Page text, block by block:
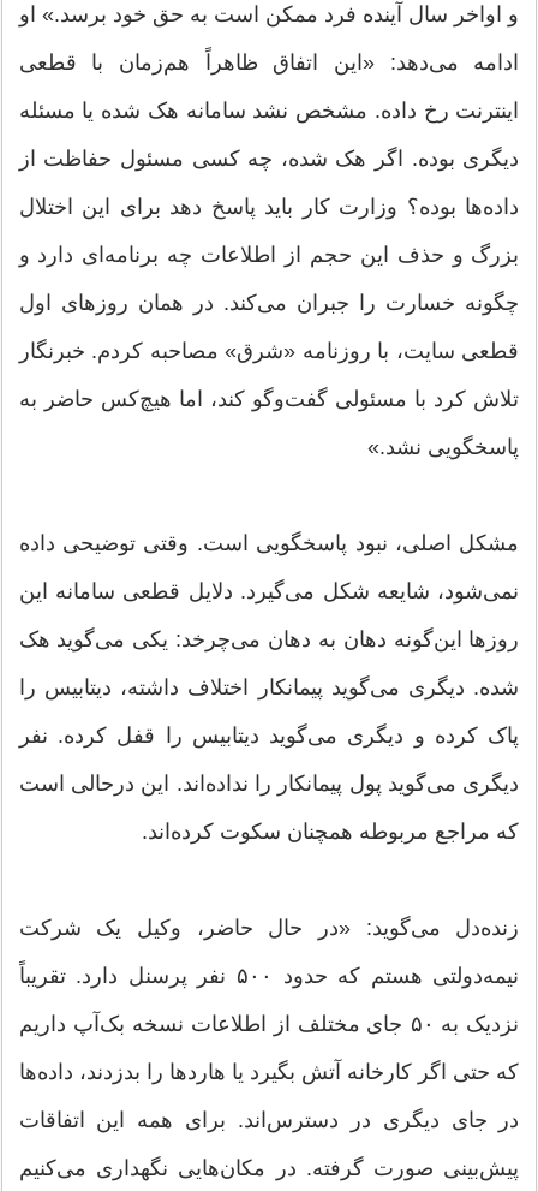
و اواخر سال آینده فرد ممکن است به حق خود برسد.» او
ادامه می‌دهد: «این اتفاق ظاهراً هم‌زمان با قطعی
اینترنت رخ داده. مشخص نشد سامانه هک شده یا مسئله
دیگری بوده. اگر هک شده، چه کسی مسئول حفاظت از
داده‌ها بوده؟ وزارت کار باید پاسخ دهد برای این اختلال
بزرگ و حذف این حجم از اطلاعات چه برنامه‌ای دارد و
چگونه خسارت را جبران می‌کند. در همان روزهای اول
قطعی سایت، با روزنامه «شرق» مصاحبه کردم. خبرنگار
تلاش کرد با مسئولی گفت‌وگو کند، اما هیچ‌کس حاضر به
پاسخگویی نشد.»
مشکل اصلی، نبود پاسخگویی است. وقتی توضیحی داده
نمی‌شود، شایعه شکل می‌گیرد. دلایل قطعی سامانه این
روزها این‌گونه دهان به دهان می‌چرخد: یکی می‌گوید هک
شده. دیگری می‌گوید پیمانکار اختلاف داشته، دیتابیس را
پاک کرده و دیگری می‌گوید دیتابیس را قفل کرده. نفر
دیگری می‌گوید پول پیمانکار را نداده‌اند. این درحالی‌ است
که مراجع مربوطه همچنان سکوت کرده‌اند.
زنده‌دل می‌گوید: «در حال حاضر، وکیل یک شرکت
نیمه‌دولتی هستم که حدود ۵۰۰ نفر پرسنل دارد. تقریباً
نزدیک به ۵۰ جای مختلف از اطلاعات نسخه بک‌آپ داریم
که حتی اگر کارخانه آتش بگیرد یا هارد‌ها را بدزدند، داده‌ها
در جای دیگری در دسترس‌اند. برای همه این اتفاقات
پیش‌بینی صورت گرفته. در مکان‌هایی نگهداری می‌کنیم